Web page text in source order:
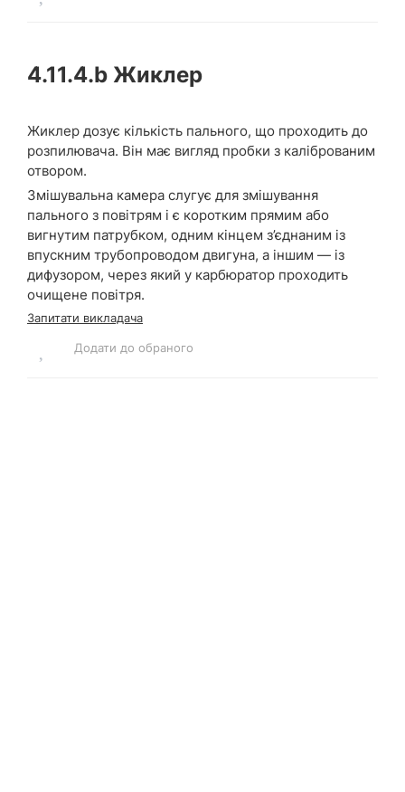
4.11.4.b Жиклер
Жиклер дозує кількість пального, що проходить до
розпилювача. Він має вигляд пробки з каліброваним
отвором.
Змішувальна камера слугує для змішування
пального з повітрям і є коротким прямим або
вигнутим патрубком, одним кінцем з’єднаним із
впускним трубопроводом двигуна, а іншим — із
дифузором, через який у карбюратор проходить
очищене повітря.
Запитати викладача
Додати до обраного